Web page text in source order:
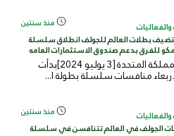
منذ سنتين
بطلات العالم للجولف انطلاق سلسلة
للفرق بدعم صندوق الاستثمارات العامه
لندن، المملكة المتحدة [3 يوليو 2024]بدأت
منافسات سلسلة بطولة ا...
منذ سنتين
الجولف في العالم تتنافسن في سلسلة